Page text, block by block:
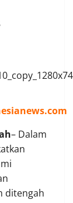
– Dalam
ditengah